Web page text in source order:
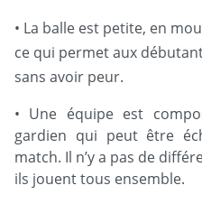
• La balle est petite, en
ce qui permet aux
sans avoir peur.
• Une équipe est
gardien qui peut être
match. Il n’y a pas de
ils jouent tous ensemble.